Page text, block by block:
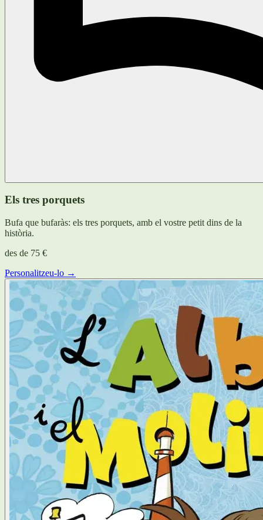
Els tres porquets
Bufa que bufaràs: els tres porquets, amb el vostre petit dins de la
història.
des de 75 €
Personalitzeu-lo →